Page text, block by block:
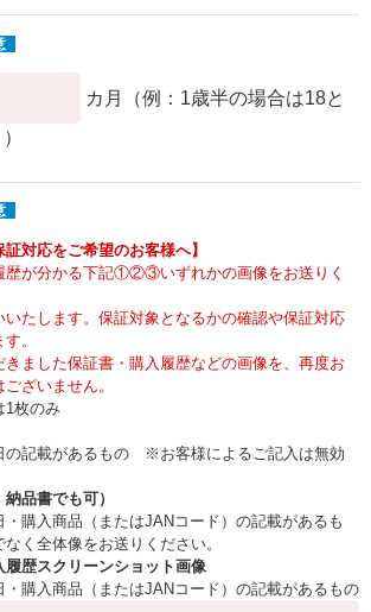
カ月（例：1歳半の場合は18と
証対応をご希望のお客様へ】
歴が分かる下記①②③いずれかの画像をお送りく
いたします。保証対象となるかの確認や保証対応
。
ました保証書・購入履歴などの画像を、再度お
ざいません。
1枚のみ
の記載があるもの ※お客様によるご記入は無効
品書でも可）
・購入商品（またはJANコード）の記載があるも
く全体像をお送りください。
歴スクリーンショット画像
・購入商品（またはJANコード）の記載があるもの